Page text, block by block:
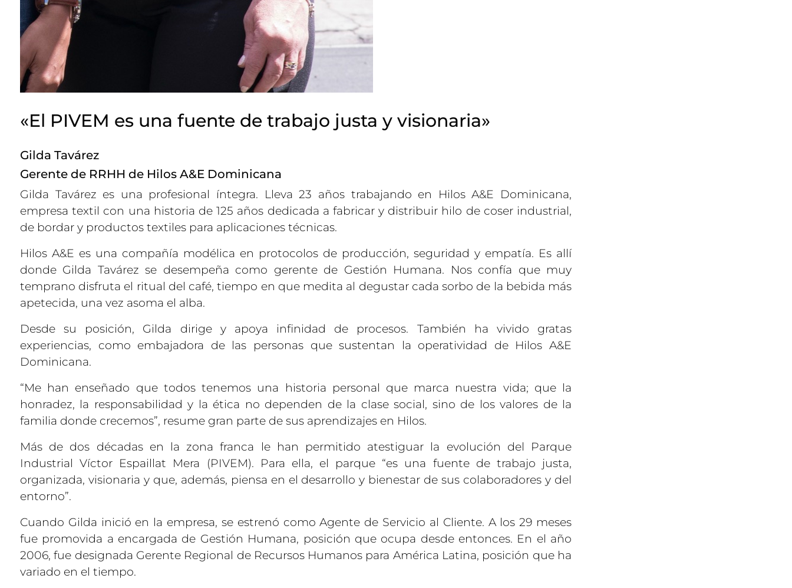
«El PIVEM es una fuente de trabajo justa y visionaria»
Gilda Tavárez
Gerente de RRHH de Hilos A&E Dominicana
Gilda Tavárez es una profesional íntegra. Lleva 23 años trabajando en Hilos A&E Dominicana,
empresa textil con una historia de 125 años dedicada a fabricar y distribuir hilo de coser industrial,
de bordar y productos textiles para aplicaciones técnicas.
Hilos A&E es una compañía modélica en protocolos de producción, seguridad y empatía. Es allí
donde Gilda Tavárez se desempeña como gerente de Gestión Humana. Nos confía que muy
temprano disfruta el ritual del café, tiempo en que medita al degustar cada sorbo de la bebida más
apetecida, una vez asoma el alba.
Desde su posición, Gilda dirige y apoya infinidad de procesos. También ha vivido gratas
experiencias, como embajadora de las personas que sustentan la operatividad de Hilos A&E
Dominicana.
“Me han enseñado que todos tenemos una historia personal que marca nuestra vida; que la
honradez, la responsabilidad y la ética no dependen de la clase social, sino de los valores de la
familia donde crecemos”, resume gran parte de sus aprendizajes en Hilos.
Más de dos décadas en la zona franca le han permitido atestiguar la evolución del Parque
Industrial Víctor Espaillat Mera (PIVEM). Para ella, el parque “es una fuente de trabajo justa,
organizada, visionaria y que, además, piensa en el desarrollo y bienestar de sus colaboradores y del
entorno”.
Cuando Gilda inició en la empresa, se estrenó como Agente de Servicio al Cliente. A los 29 meses
fue promovida a encargada de Gestión Humana, posición que ocupa desde entonces. En el año
2006, fue designada Gerente Regional de Recursos Humanos para América Latina, posición que ha
variado en el tiempo.